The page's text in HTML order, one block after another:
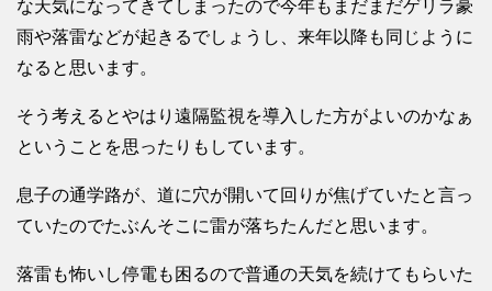
な天気になってきてしまったので今年もまだまだゲリラ豪
雨や落雷などが起きるでしょうし、来年以降も同じように
なると思います。
そう考えるとやはり遠隔監視を導入した方がよいのかなぁ
ということを思ったりもしています。
息子の通学路が、道に穴が開いて回りが焦げていたと言っ
ていたのでたぶんそこに雷が落ちたんだと思います。
落雷も怖いし停電も困るので普通の天気を続けてもらいた